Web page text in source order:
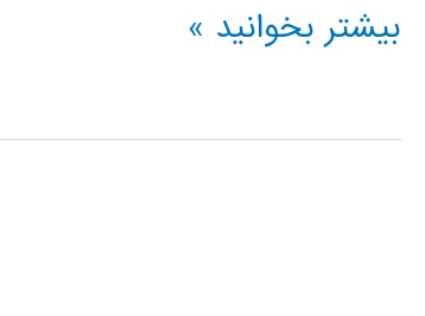
دسته
کننده
بیشتر بخوانید »